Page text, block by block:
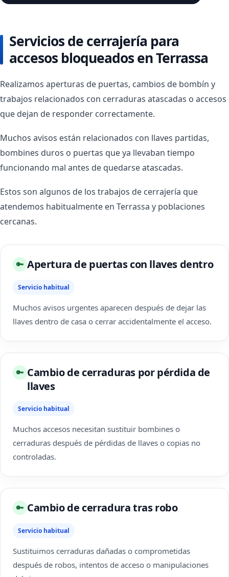
Servicios de cerrajería para
accesos bloqueados en Terrassa
Realizamos aperturas de puertas, cambios de bombín y
trabajos relacionados con cerraduras atascadas o accesos
que dejan de responder correctamente.
Muchos avisos están relacionados con llaves partidas,
bombines duros o puertas que ya llevaban tiempo
funcionando mal antes de quedarse atascadas.
Estos son algunos de los trabajos de cerrajería que
atendemos habitualmente en Terrassa y poblaciones
cercanas.
🔑 Apertura de puertas con llaves dentro
Servicio habitual
Muchos avisos urgentes aparecen después de dejar las
llaves dentro de casa o cerrar accidentalmente el acceso.
🔑 Cambio de cerraduras por pérdida de
llaves
Servicio habitual
Muchos accesos necesitan sustituir bombines o
cerraduras después de pérdidas de llaves o copias no
controladas.
🔑 Cambio de cerradura tras robo
Servicio habitual
Sustituimos cerraduras dañadas o comprometidas
después de robos, intentos de acceso o manipulaciones